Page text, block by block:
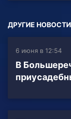
ДРУГИЕ НОВОСТИ
6 июня в 12:54
В